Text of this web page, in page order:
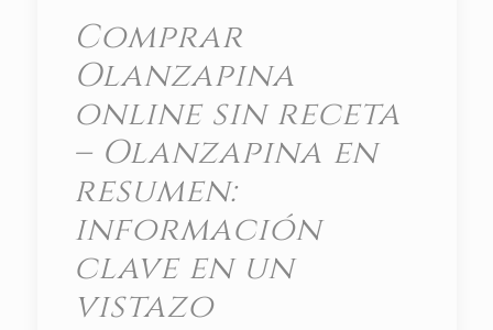
Comprar
Olanzapina
online sin receta
– Olanzapina en
resumen:
información
clave en un
vistazo